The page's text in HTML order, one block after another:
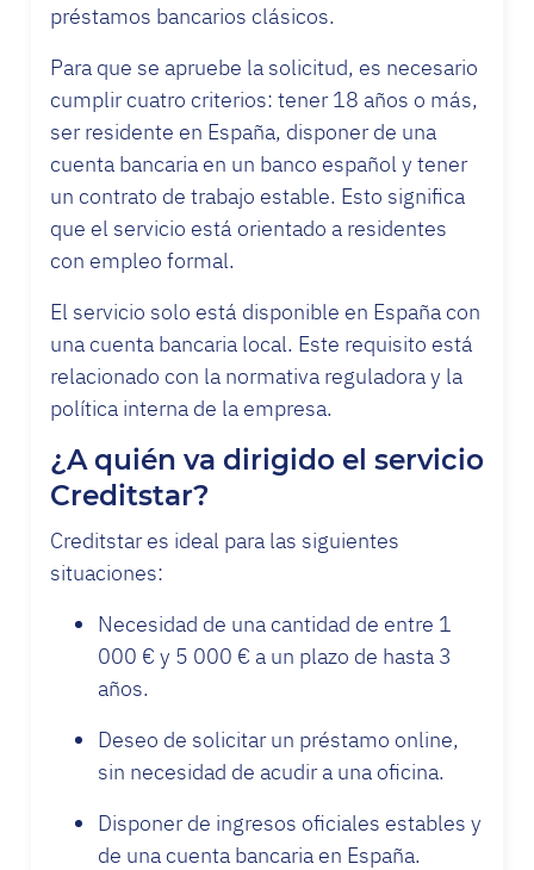
préstamos bancarios clásicos.
Para que se apruebe la solicitud, es necesario
cumplir cuatro criterios: tener 18 años o más,
ser residente en España, disponer de una
cuenta bancaria en un banco español y tener
un contrato de trabajo estable. Esto significa
que el servicio está orientado a residentes
con empleo formal.
El servicio solo está disponible en España con
una cuenta bancaria local. Este requisito está
relacionado con la normativa reguladora y la
política interna de la empresa.
¿A quién va dirigido el servicio
Creditstar?
Creditstar es ideal para las siguientes
situaciones:
Necesidad de una cantidad de entre 1
000 € y 5 000 € a un plazo de hasta 3
años.
Deseo de solicitar un préstamo online,
sin necesidad de acudir a una oficina.
Disponer de ingresos oficiales estables y
de una cuenta bancaria en España.